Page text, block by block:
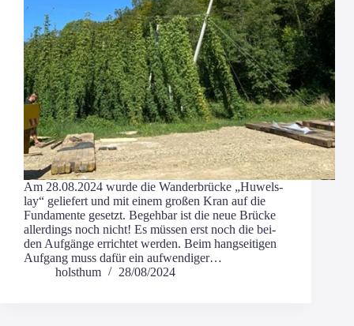
Am 28.08.2024 wur­de die Wan­der­brü­cke „Huwels­
lay“ gelie­fert und mit einem gro­ßen Kran auf die
Fun­da­men­te gesetzt. Begeh­bar ist die neue Brü­cke
aller­dings noch nicht! Es müs­sen erst noch die bei­
den Auf­gän­ge errich­tet wer­den. Beim hang­sei­ti­gen
Auf­gang muss dafür ein aufwendiger…
holsthum
28/08/2024